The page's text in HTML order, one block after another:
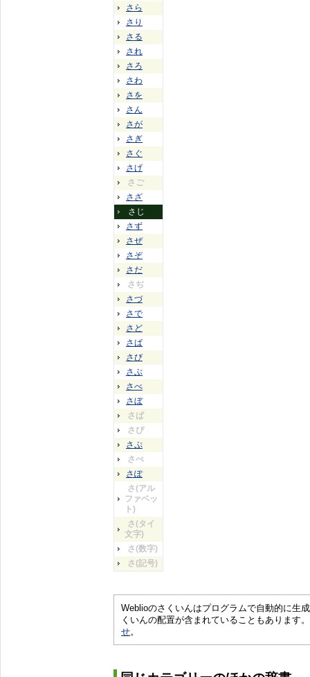
さら
さり
さる
され
さろ
さわ
さを
さん
さが
さぎ
さぐ
さげ
さご
さざ
さじ
さず
さぜ
さぞ
さだ
さぢ
さづ
さで
さど
さば
さび
さぶ
さべ
さぼ
さぱ
さぴ
さぷ
さぺ
さぽ
さ(アル
ファベッ
ト)
さ(タイ
文字)
さ(数字)
さ(記号)
Weblioのさくいんはプログラムで自動的に生
くいんの配置が含まれていることもあります
せ。